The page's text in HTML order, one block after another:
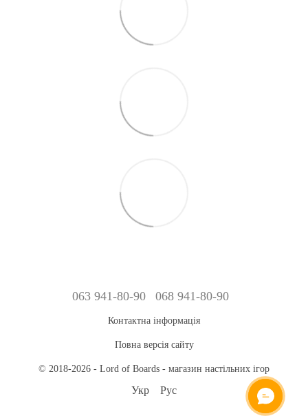
063 941-80-90 068 941-80-90
Контактна інформація
Повна версія сайту
© 2018-2026 - Lord of Boards - магазин настільних ігор
Укр Рус